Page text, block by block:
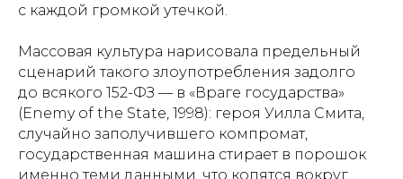
с каждой громкой утечкой.
Массовая культура нарисовала предельный
сценарий такого злоупотребления задолго
до всякого 152-ФЗ — в «Враге государства»
(Enemy of the State, 1998): героя Уилла Смита,
случайно заполучившего компромат,
государственная машина стирает в порошок
именно теми данными, что копятся вокруг